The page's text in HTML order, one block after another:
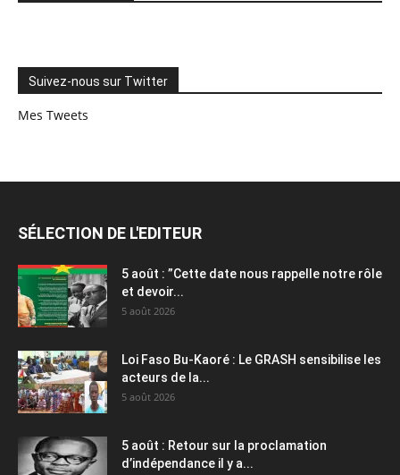
Suivez-nous sur Twitter
Mes Tweets
SÉLECTION DE L'EDITEUR
5 août : ”Cette date nous rappelle notre rôle
et devoir...
5 août 2026
Loi Faso Bu-Kaoré : Le GRASH sensibilise les
acteurs de la...
5 août 2026
5 août : Retour sur la proclamation
d’indépendance il y a...